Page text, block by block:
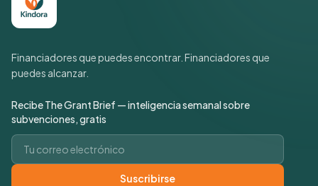
Financiadores que puedes encontrar. Financiadores que
puedes alcanzar.
Recibe The Grant Brief — inteligencia semanal sobre
subvenciones, gratis
Correo electrónico
Suscribirse